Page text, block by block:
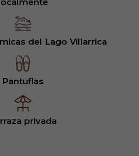
del Lago Villarrica
Pantuflas
privada